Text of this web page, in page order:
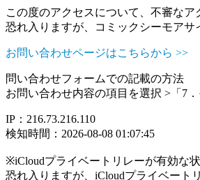
この度のアクセスについて、不審なア
恐れ入りますが、コミックシーモアサ
お問い合わせページはこちらから >>
問い合わせフォームでの記載の方法
お問い合わせ内容の項目を選択 >「7
IP：216.73.216.110
検知時間：2026-08-08 01:07:45
※iCloudプライベートリレーが有効な
恐れ入りますが、iCloudプライベート